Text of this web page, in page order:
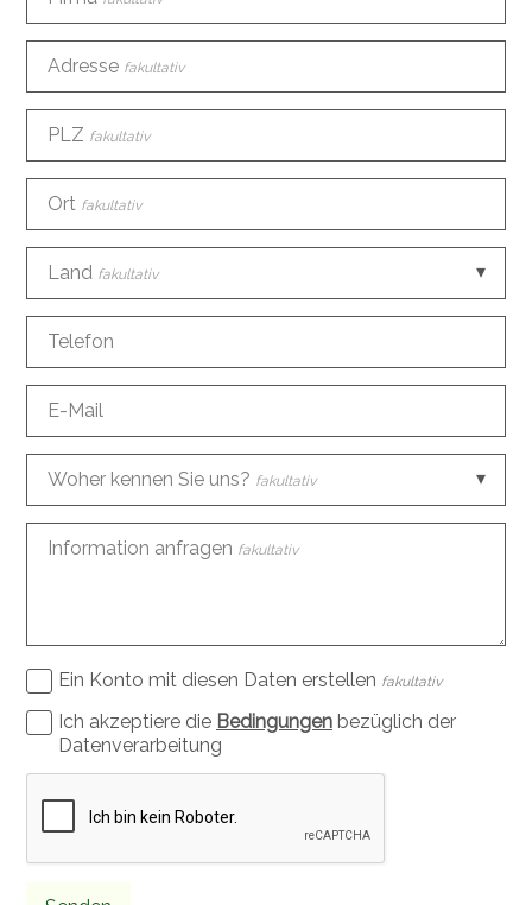
Adresse fakultativ
PLZ fakultativ
Ort fakultativ
Land fakultativ
Telefon
E-Mail
Woher kennen Sie uns? fakultativ
Information anfragen fakultativ
Ein Konto mit diesen Daten erstellen fakultativ
Ich akzeptiere die Bedingungenbezüglich der
Datenverarbeitung